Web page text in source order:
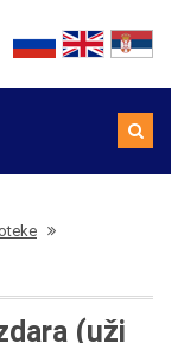
(uži